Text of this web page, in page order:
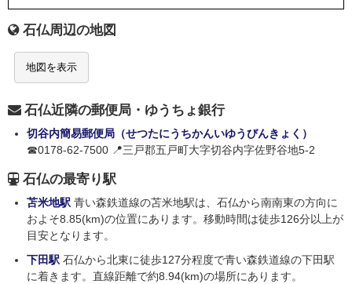
石仏周辺の地図
地図を表示
石仏近隣の郵便局・ゆうちょ銀行
切谷内簡易郵便局（せつたにうちかんいゆうびんきょく）
☎0178-62-7500 📍三戸郡五戸町大字切谷内字佐野谷地5-2
石仏の最寄り駅
苫米地駅 青い森鉄道線の苫米地駅は、石仏から南南東の方向に
およそ8.85(km)の位置にあります。移動時間は徒歩126分以上が
目安となります。
下田駅 石仏から北東に徒歩127分程度で青い森鉄道線の下田駅
に着きます。直線距離で約8.94(km)の場所にあります。